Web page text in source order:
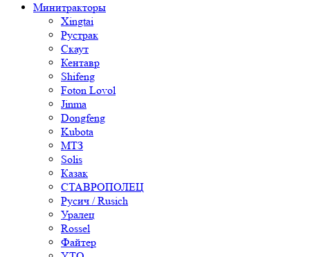
Минитракторы
Xingtai
Рустрак
Скаут
Кентавр
Shifeng
Foton Lovol
Jinma
Dongfeng
Kubota
МТЗ
Solis
Казак
СТАВРОПОЛЕЦ
Русич / Rusich
Уралец
Rossel
Файтер